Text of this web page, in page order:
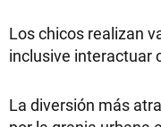
Los chicos realizan
inclusive interactuar
La diversión más